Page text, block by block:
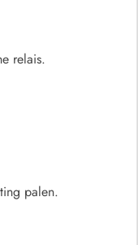
relais.
palen.